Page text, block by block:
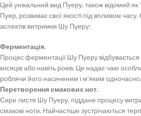
Цей унікальний вид Пуеру, також відомий як
Пуер, розвиває свої якості під впливом
аспектів витримки Шу Пуеру:
Ферментація.
Процес ферментації Шу Пуеру відбувається
місяців або навіть років. Це надає чаю
роблячи його насиченим і м’яким одночасно.
Перетворення смакових нот.
Сире листя Шу Пуеру, піддане процесу
смакові ноти. Найчастіше зустрічаються